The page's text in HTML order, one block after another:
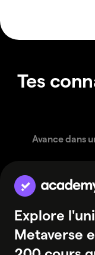
Tes
Avance dans
Explore
Metaverse